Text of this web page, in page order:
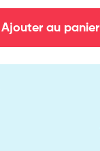
Ajouter au panier